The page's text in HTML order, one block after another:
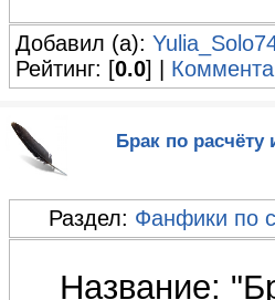
Добавил (а):
Рейтинг: [0.0] |
Брак по расчёту
Раздел: Фанфики по
Название: